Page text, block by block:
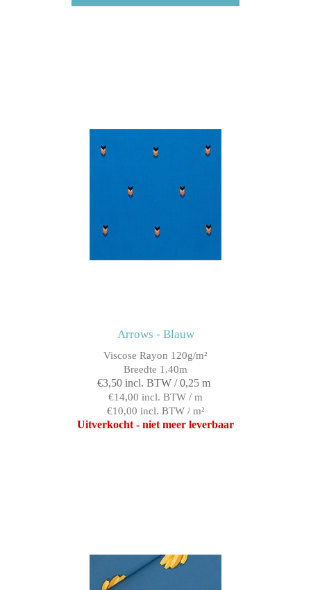
Arrows - Blauw
Viscose Rayon 120g/m²
Breedte 1.40m
€3,50 incl. BTW / 0,25 m
€14,00 incl. BTW / m
€10,00 incl. BTW / m²
Uitverkocht - niet meer leverbaar